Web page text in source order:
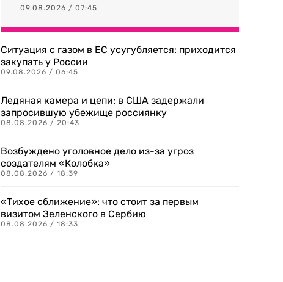
09.08.2026 / 07:45
Ситуация с газом в ЕС усугубляется: приходится
закупать у России
09.08.2026 / 06:45
Ледяная камера и цепи: в США задержали
запросившую убежище россиянку
08.08.2026 / 20:43
Возбуждено уголовное дело из-за угроз
создателям «Колобка»
08.08.2026 / 18:39
«Тихое сближение»: что стоит за первым
визитом Зеленского в Сербию
08.08.2026 / 18:33